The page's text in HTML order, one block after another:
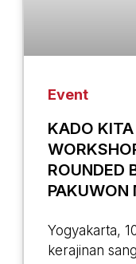
Event
KADO
ROUNDED
PAKUWON
Yogyakarta,
kerajinan